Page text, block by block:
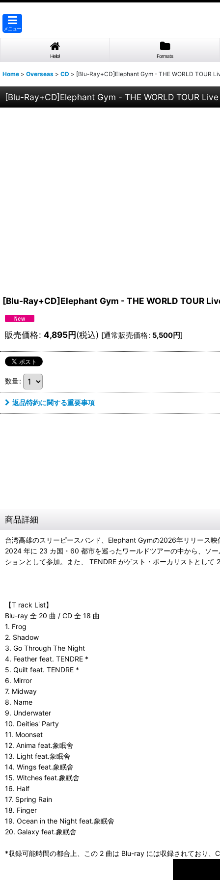
メニュー
Hello! Formats
Home > Overseas > CD > [Blu-Ray+CD]Elephant Gym - THE WORLD TOUR
[Blu-Ray+CD]Elephant Gym - THE WORLD TOUR
[Blu-Ray+CD]Elephant Gym - THE WORLD TOUR
販売価格: 4,895円(税込) [通常販売価格: 5,500円]
数量:
返品特約に関する重要事項
商品詳細
台湾高雄のスリーピースバンド、Elephant Gymの2026年リリース映
2024 年に 23 カ国・60 都市を巡ったワールドツアーの中から、ソ
ションとして参加。また、 TENDRE がゲスト・ボーカリストとして
【T rack List】
Blu-ray 全 20 曲 / CD 全 18 曲
1. Frog
2. Shadow
3. Go Through The Night
4. Feather feat. TENDRE *
5. Quilt feat. TENDRE *
6. Mirror
7. Midway
8. Name
9. Underwater
10. Deities' Party
11. Moonset
12. Anima feat.象眠舍
13. Light feat.象眠舍
14. Wings feat.象眠舍
15. Witches feat.象眠舍
16. Half
17. Spring Rain
18. Finger
19. Ocean in the Night feat.象眠舍
20. Galaxy feat.象眠舍
*収録可能時間の都合上、この 2 曲は Blu-ray には収録されており、